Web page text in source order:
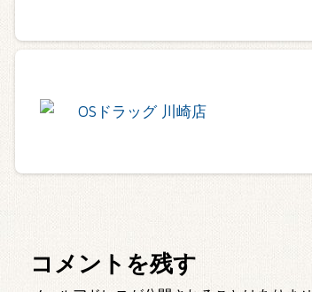
コメントを残す